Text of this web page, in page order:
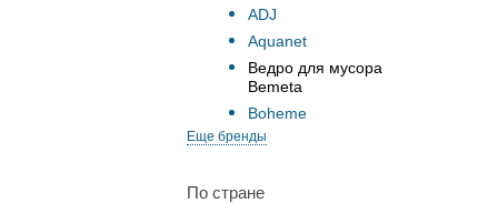
ADJ
Aquanet
Ведро для мусора
Bemeta
Boheme
Еще бренды
По стране